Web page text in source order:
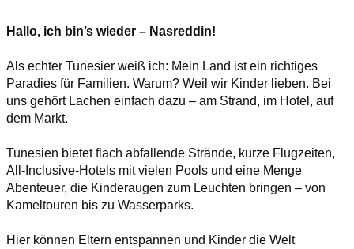
Hallo, ich bin’s wieder – Nasreddin!
Als echter Tunesier weiß ich: Mein Land ist ein richtiges
Paradies für Familien. Warum? Weil wir Kinder lieben. Bei
uns gehört Lachen einfach dazu – am Strand, im Hotel, auf
dem Markt.
Tunesien bietet flach abfallende Strände, kurze Flugzeiten,
All-Inclusive-Hotels mit vielen Pools und eine Menge
Abenteuer, die Kinderaugen zum Leuchten bringen – von
Kameltouren bis zu Wasserparks.
Hier können Eltern entspannen und Kinder die Welt